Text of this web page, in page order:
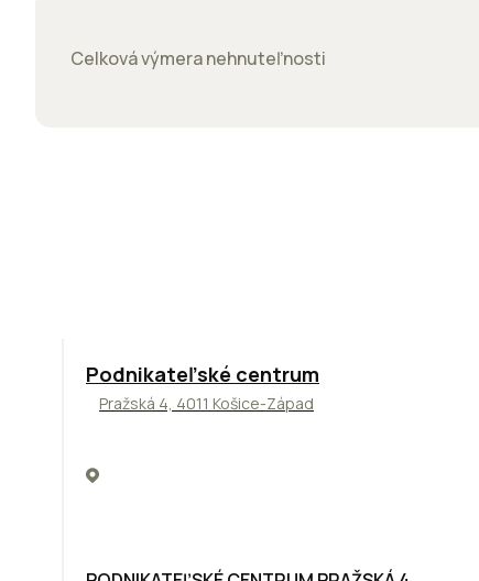
Celková výmera nehnuteľnosti
ODPORÚČAME
Podnikateľské centrum
Pražská 4, 4011 Košice-Západ